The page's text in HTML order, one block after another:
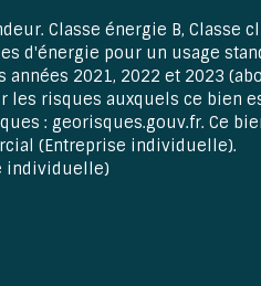
Classe énergie B, Classe
d'énergie pour un usage
années 2021, 2022 et 2023
les risques auxquels ce bien
: georisques.gouv.fr. Ce
(Entreprise individuelle).
individuelle)